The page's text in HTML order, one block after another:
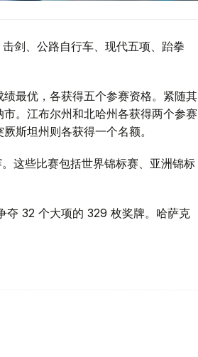
剑、公路自行车、现代五项、跆拳
最优，各获得五个参赛资格。紧随其
。江布尔州和北哈州各获得两个参赛
斯坦州则各获得一个名额。
这些比赛包括世界锦标赛、亚洲锦标
夺 32 个大项的 329 枚奖牌。哈萨克